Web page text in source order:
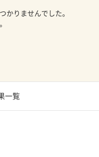
かりませんでした。
一覧